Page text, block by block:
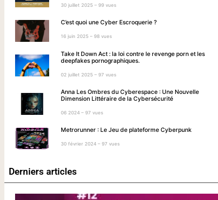
30 juillet 2025 – 99 vues
C’est quoi une Cyber Escroquerie ?
16 juin 2025 – 98 vues
Take It Down Act : la loi contre le revenge porn et les
deepfakes pornographiques.
02 juillet 2025 – 97 vues
Anna Les Ombres du Cyberespace : Une Nouvelle
Dimension Littéraire de la Cybersécurité
06 2024 – 97 vues
Metrorunner : Le Jeu de plateforme Cyberpunk
30 février 2024 – 97 vues
Derniers articles